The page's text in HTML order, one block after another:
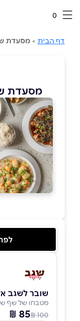
0
דף הבית > מסעדת
מסעדת
שובר לשגב
מטבחו של שף
100 ₪
85 ₪